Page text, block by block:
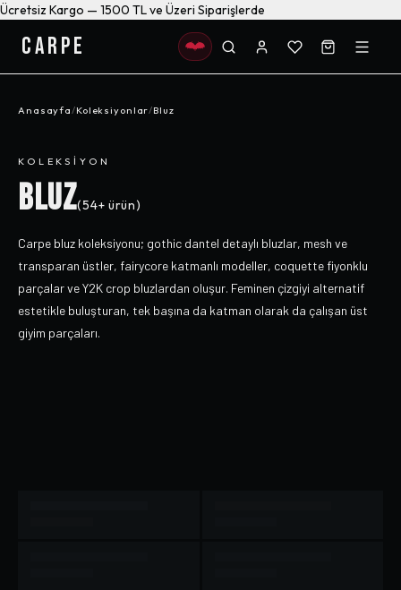
Ücretsiz Kargo — 1500 TL ve Üzeri Siparişlerde
CARPE
Anasayfa/Koleksiyonlar/Bluz
KOLEKSIYON
BLUZ(54+ ürün)
Carpe bluz koleksiyonu; gothic dantel detaylı bluzlar, mesh ve
transparan üstler, fairycore katmanlı modeller, coquette fiyonklu
parçalar ve Y2K crop bluzlardan oluşur. Feminen çizgiyi alternatif
estetikle buluşturan, tek başına da katman olarak da çalışan üst
giyim parçaları.